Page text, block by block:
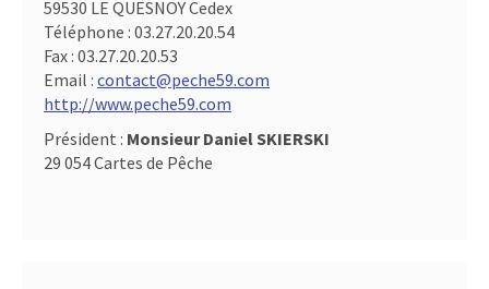
59530 LE QUESNOY Cedex
Téléphone : 03.27.20.20.54
Fax : 03.27.20.20.53
Email : contact@peche59.com
http://www.peche59.com
Président : Monsieur Daniel SKIERSKI
29 054 Cartes de Pêche